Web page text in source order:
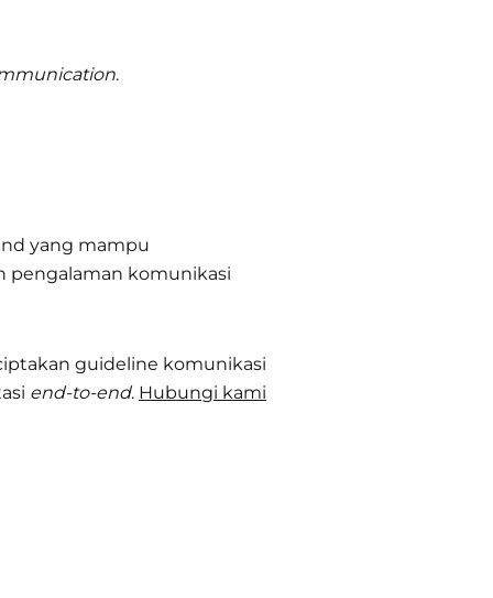
.
yang mampu
pengalaman komunikasi
guideline komunikasi
end-to-end. Hubungi kami